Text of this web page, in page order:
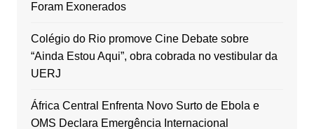
Foram Exonerados
Colégio do Rio promove Cine Debate sobre
“Ainda Estou Aqui”, obra cobrada no vestibular da
UERJ
África Central Enfrenta Novo Surto de Ebola e
OMS Declara Emergência Internacional